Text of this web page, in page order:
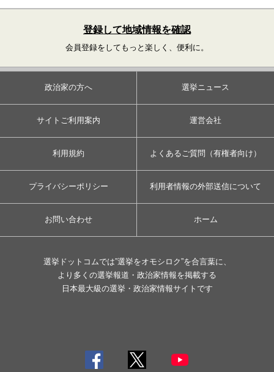
登録して地域情報を確認
会員登録をしてもっと楽しく、便利に。
政治家の方へ 選挙ニュース
サイトご利用案内 運営会社
利用規約 よくあるご質問（有権者向け）
プライバシーポリシー 利用者情報の外部送信について
お問い合わせ ホーム
選挙ドットコムでは”選挙をオモシロク”を合言葉に、
より多くの選挙報道・政治家情報を掲載する
日本最大級の選挙・政治家情報サイトです